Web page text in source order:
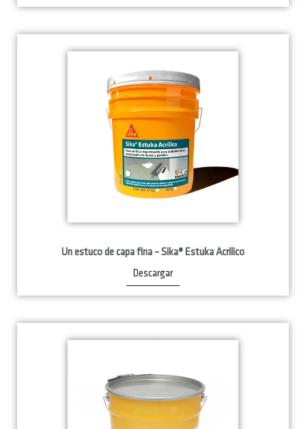
Un estuco de capa fina – Sika® Estuka Acrilico
Descargar